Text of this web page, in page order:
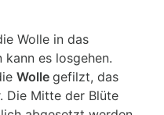
Wolle in das
es losgehen.
Wolle gefilzt, das
Die Mitte der Blüte